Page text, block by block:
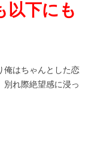
以下にも
俺はちゃんとした恋
れ際絶望感に浸っ